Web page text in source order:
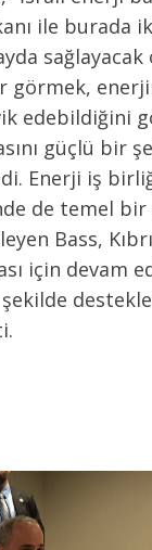
ile burada
görmek,
edebildiğini
güçlü bir
Enerji iş
de temel bir
Bass,
için devam